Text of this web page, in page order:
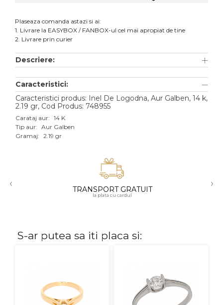
Accesorii
Aur alb
Aur roz
Aur mixt
18K
Plaseaza comanda astazi si ai:
1. Livrare la EASYBOX / FANBOX-ul cel mai apropiat de tine
2. Livrare prin curier
Descriere:
Caracteristici:
Caracteristici produs: Inel De Logodna, Aur Galben, 14 k,
2.19 gr, Cod Produs: 748955
Carataj aur: 14 K
Tip aur: Aur Galben
Gramaj: 2.19 gr
‹ TRANSPORT GRATUIT
la plata cu cardul
›
S-ar putea sa iti placa si: